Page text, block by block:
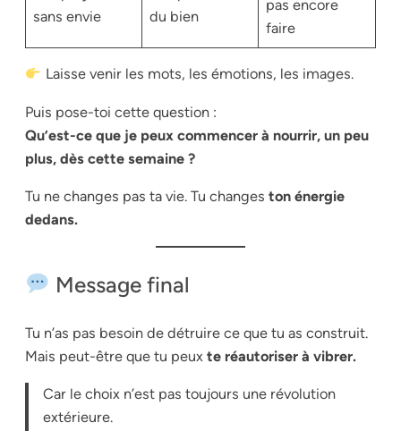
sans envie
du bien
pas encore
faire
Laisse venir les mots, les émotions, les images.
Puis pose-toi cette question :
Qu’est-ce que je peux commencer à nourrir, un peu
plus, dès cette semaine ?
Tu ne changes pas ta vie. Tu changes ton énergie
dedans.
Message final
Tu n’as pas besoin de détruire ce que tu as construit.
Mais peut-être que tu peux te réautoriser à vibrer.
Car le choix n’est pas toujours une révolution
extérieure.